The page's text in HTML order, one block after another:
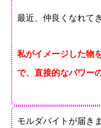
最近、仲良くなれて
私がイメージした物
で、直接的なパワー
モルダバイトが届き